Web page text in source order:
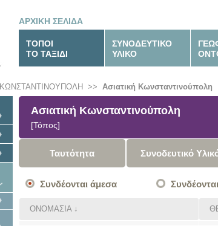
ΑΡΧΙΚΗ ΣΕΛΙΔΑ
ΤΟΠΟΙ
ΤΟ ΤΑΞΙΔΙ
ΣΥΝΟΔΕΥΤΙΚΟ
ΥΛΙΚΟ
ΚΩΝΣΤΑΝΤΙΝΟΥΠΟΛΗ >> Ασιατική Κωνσταντινούπολη
Ασιατική Κωνσταντινούπολη
[Τόπος]
Ταυτότητα Συνοδευτικό
Συνδέονται άμεσα
ΟΝΟΜΑΣΙΑ↓